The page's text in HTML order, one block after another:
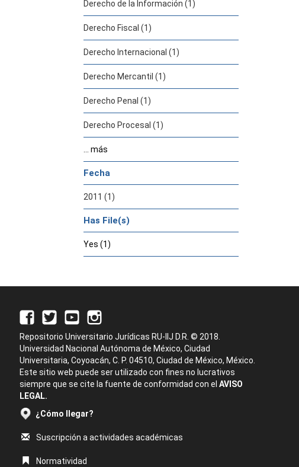
Derecho de la Información (1)
Derecho Fiscal (1)
Derecho Internacional (1)
Derecho Mercantil (1)
Derecho Penal (1)
Derecho Procesal (1)
... más
Fecha
2011 (1)
Has File(s)
Yes (1)
Repositorio Universitario Jurídicas RU-IIJ D.R. © 2018.
Universidad Nacional Autónoma de México, Ciudad
Universitaria, Coyoacán, C. P. 04510, Ciudad de México, México.
Este sitio web puede ser utilizado con fines no lucrativos
siempre que se cite la fuente de conformidad con el AVISO
LEGAL.
¿Cómo llegar?
Suscripción a actividades académicas
Normatividad